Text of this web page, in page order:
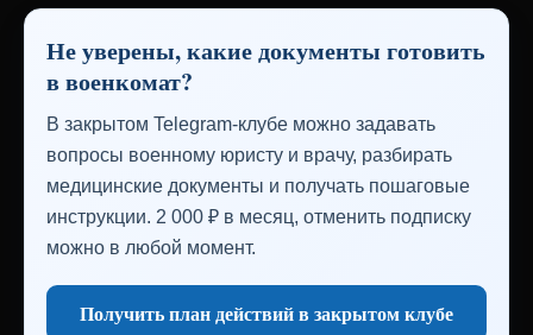
Не уверены, какие документы готовить
в военкомат?
В закрытом Telegram-клубе можно задавать
вопросы военному юристу и врачу, разбирать
медицинские документы и получать пошаговые
инструкции. 2 000 ₽ в месяц, отменить подписку
можно в любой момент.
Получить план действий в закрытом клубе